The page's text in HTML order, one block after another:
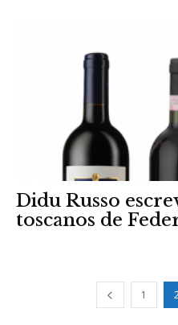
Didu Russo
toscanos de
1